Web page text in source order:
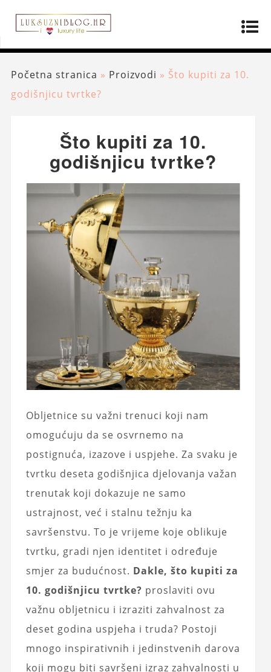
Početna stranica » Proizvodi » Što kupiti za 10.
godišnjicu tvrtke?
Što kupiti za 10.
godišnjicu tvrtke?
Obljetnice su važni trenuci koji nam
omogućuju da se osvrnemo na
postignuća, izazove i uspjehe. Za svaku je
tvrtku deseta godišnjica djelovanja važan
trenutak koji dokazuje ne samo
ustrajnost, već i stalnu težnju ka
savršenstvu. To je vrijeme koje oblikuje
tvrtku, gradi njen identitet i određuje
smjer za budućnost. Dakle, što kupiti za
10. godišnjicu tvrtke? proslaviti ovu
važnu obljetnicu i izraziti zahvalnost za
deset godina uspjeha i truda? Postoji
mnogo inspirativnih i jedinstvenih darova
koji mogu biti savršeni izraz zahvalnosti u